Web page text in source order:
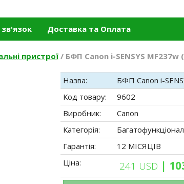
Доставка та Оплата
пристрої / БФП Canon i-SENSYS MF237w
Назва:
БФП Canon i-
Код товару:
9602
Виробник:
Canon
Категорія:
Гарантія:
12 МІСЯЦІВ
Ціна:
241 USD |